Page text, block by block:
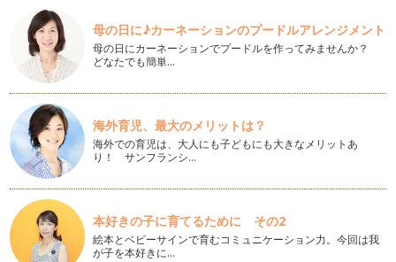
小学生では遅い？！えんぴつを正しく持てるようになるには
お子さまがきれいな字を書けるようになってくれたら・・・そ
う願ったときにまず気になるのが、&…
字が上手に書ける子になるためのおうち遊び〜０歳編②〜
書店に行くと、なぞりながら練習をするひらがな帳や、絵の上
の点線をなぞる練習帳などさまざまな…
字が上手に書ける子になるためのおうち遊び〜０歳編〜
前回の記事で、字が上手に書ける子となかなか書けない子の違
いは実は0歳からはじまっているとい…
字が上手な子どもができている3つのコト
大人になると一目瞭然で分かる字の上手い下手。でもこれ、字
を書き始めてまだ間もない小学生でも…
母の日に♪カーネーションのプードルアレンジメント
母の日にカーネーションでプードルを作ってみませんか？
どなたでも簡単…
海外育児、最大のメリットは？
海外での育児は、大人にも子どもにも大きなメリットあ
り！ サンフランシ…
本好きの子に育てるために その2
絵本とベビーサインで育むコミュニケーション力。今回は我
が子を本好きに…